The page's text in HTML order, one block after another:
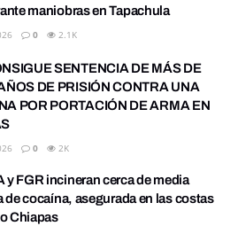
maniobras en Tapachula
0 2.1K
SENTENCIA DE MÁS DE
DE PRISIÓN CONTRA UNA
POR PORTACIÓN DE ARMA EN
0 2K
y FGR incineran cerca de media
de cocaína, asegurada en las costas
Chiapas